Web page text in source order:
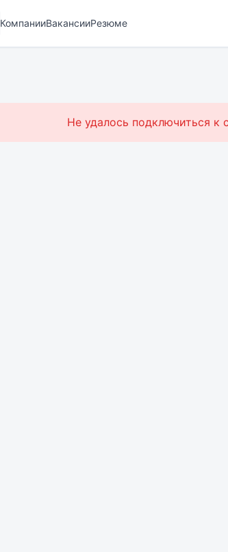
КомпанииВакансииРезюме
Не удалось подключиться к